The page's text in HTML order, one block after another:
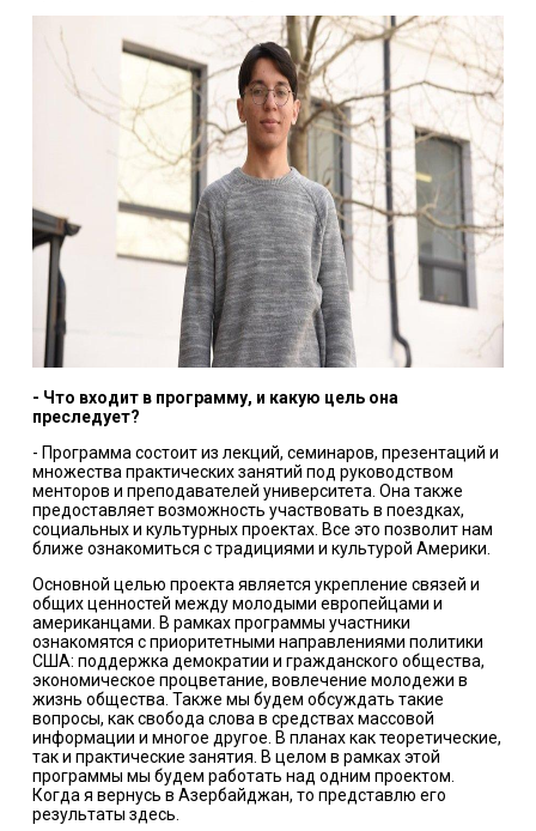
- Что входит в программу, и какую цель она
преследует?
- Программа состоит из лекций, семинаров, презентаций и
множества практических занятий под руководством
менторов и преподавателей университета. Она также
предоставляет возможность участвовать в поездках,
социальных и культурных проектах. Все это позволит нам
ближе ознакомиться с традициями и культурой Америки.
Основной целью проекта является укрепление связей и
общих ценностей между молодыми европейцами и
американцами. В рамках программы участники
ознакомятся с приоритетными направлениями политики
США: поддержка демократии и гражданского общества,
экономическое процветание, вовлечение молодежи в
жизнь общества. Также мы будем обсуждать такие
вопросы, как свобода слова в средствах массовой
информации и многое другое. В планах как теоретические,
так и практические занятия. В целом в рамках этой
программы мы будем работать над одним проектом.
Когда я вернусь в Азербайджан, то представлю его
результаты здесь.